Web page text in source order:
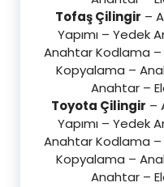
Tofaş Çilingir –
Yapımı – Yedek
Anahtar Kodlama
Kopyalama –
Anahtar –
Toyota Çilingir –
Yapımı – Yedek
Anahtar Kodlama
Kopyalama –
Anahtar –